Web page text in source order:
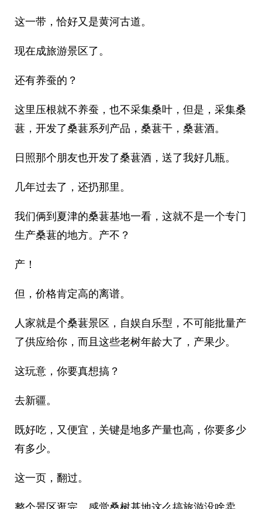
这一带，恰好又是黄河古道。
现在成旅游景区了。
还有养蚕的？
这里压根就不养蚕，也不采集桑叶，但是，采集桑
葚，开发了桑葚系列产品，桑葚干，桑葚酒。
日照那个朋友也开发了桑葚酒，送了我好几瓶。
几年过去了，还扔那里。
我们俩到夏津的桑葚基地一看，这就不是一个专门
生产桑葚的地方。产不？
产！
但，价格肯定高的离谱。
人家就是个桑葚景区，自娱自乐型，不可能批量产
了供应给你，而且这些老树年龄大了，产果少。
这玩意，你要真想搞？
去新疆。
既好吃，又便宜，关键是地多产量也高，你要多少
有多少。
这一页，翻过。